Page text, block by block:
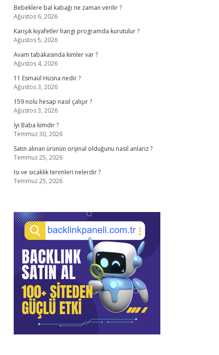
Bebeklere bal kabağı ne zaman verilir ?
Ağustos 6, 2026
Karışık kıyafetler hangi programda kurutulur ?
Ağustos 5, 2026
Avam tabakasında kimler var ?
Ağustos 4, 2026
11 Esmaül Hüsna nedir ?
Ağustos 3, 2026
159 nolu hesap nasıl çalışır ?
Ağustos 3, 2026
İyi Baba kimdir ?
Temmuz 30, 2026
Satın alınan ürünün orijinal olduğunu nasıl anlarız ?
Temmuz 25, 2026
Isı ve sıcaklık terimleri nelerdir ?
Temmuz 25, 2026